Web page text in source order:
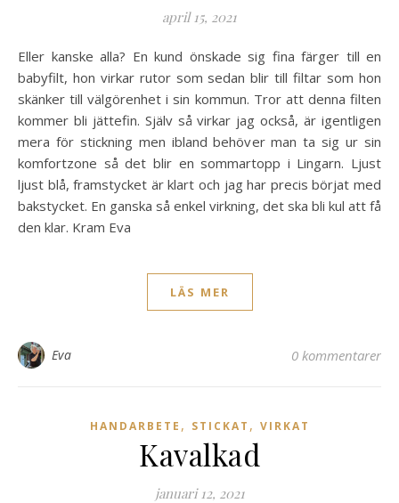
april 15, 2021
Eller kanske alla? En kund önskade sig fina färger till en
babyfilt, hon virkar rutor som sedan blir till filtar som hon
skänker till välgörenhet i sin kommun. Tror att denna filten
kommer bli jättefin. Själv så virkar jag också, är igentligen
mera för stickning men ibland behöver man ta sig ur sin
komfortzone så det blir en sommartopp i Lingarn. Ljust
ljust blå, framstycket är klart och jag har precis börjat med
bakstycket. En ganska så enkel virkning, det ska bli kul att få
den klar. Kram Eva
LÄS MER
Eva 0 kommentarer
HANDARBETE , STICKAT , VIRKAT
Kavalkad
januari 12, 2021